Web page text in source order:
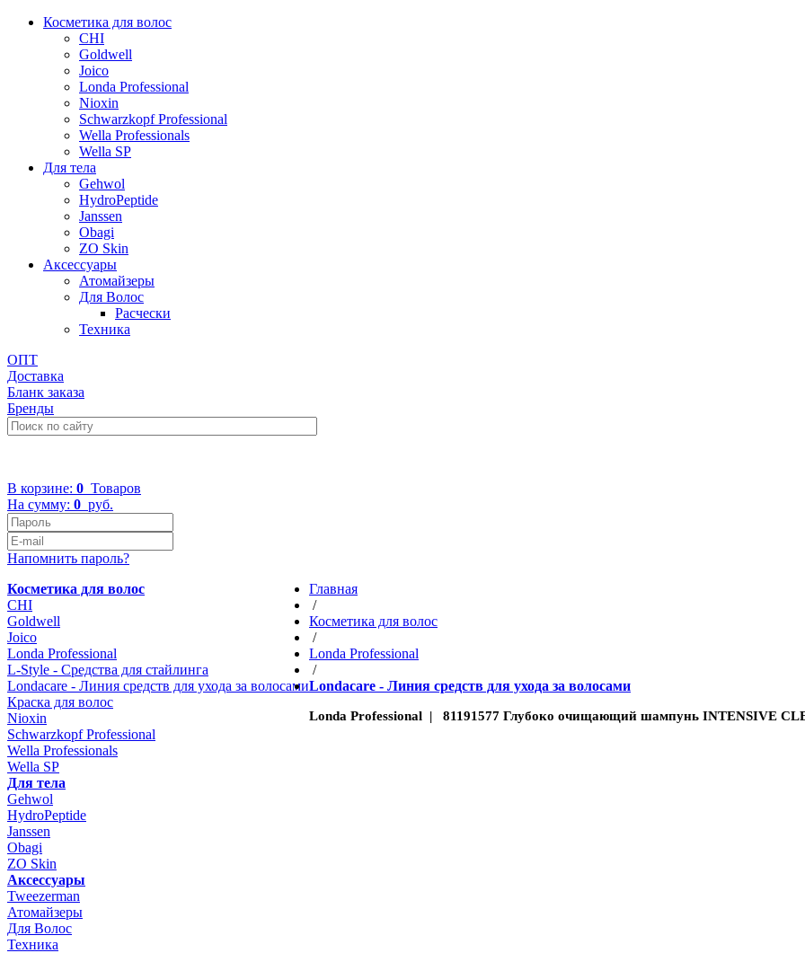
Косметика для волос
CHI
Goldwell
Joico
Londa Professional
Nioxin
Schwarzkopf Professional
Wella Professionals
Wella SP
Для тела
Gehwol
HydroPeptide
Janssen
Obagi
ZO Skin
Aксессуары
Атомайзеры
Для Волос
Расчески
Техника
ОПТ
Доставка
Бланк заказа
Бренды
В корзине: 0 Товаров
На сумму: 0 руб.
Напомнить пароль?
Косметика для волос
CHI
Goldwell
Joico
Londa Professional
L-Style - Средства для стайлинга
Londacare - Линия средств для ухода за волосами
Краска для волос
Nioxin
Schwarzkopf Professional
Wella Professionals
Wella SP
Для тела
Gehwol
HydroPeptide
Janssen
Obagi
ZO Skin
Aксессуары
Tweezerman
Атомайзеры
Для Волос
Техника
Главная
/
Косметика для волос
/
Londa Professional
/
Londacare - Линия средств для ухода за волосами
Londa Professional | 81191577 Глубоко очищающий шампунь INTENSIVE